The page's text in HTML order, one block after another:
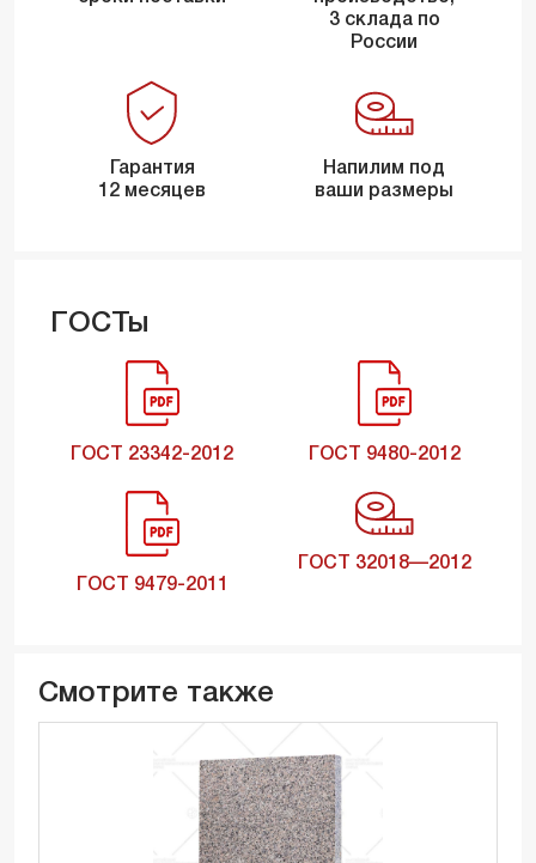
3 склада по
России
Гарантия
12 месяцев
Напилим под
ваши размеры
ГОСТы
ГОСТ 23342-2012 ГОСТ 9480-2012
ГОСТ 9479-2011
ГОСТ 32018—2012
Смотрите также